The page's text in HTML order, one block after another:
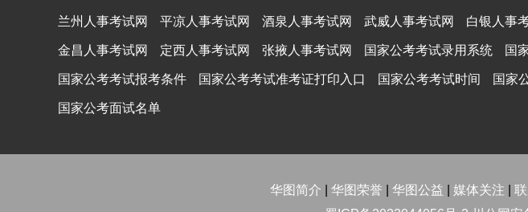
兰州人事考试网 平凉人事考试网 酒泉人事考试网 武威人事考试网 白银人事
金昌人事考试网 定西人事考试网 张掖人事考试网 国家公考考试录用系统 国
国家公考考试报考条件 国家公考考试准考证打印入口 国家公考考试时间 国家
国家公考面试名单
华图简介 华图荣誉 华图公益 媒体关注